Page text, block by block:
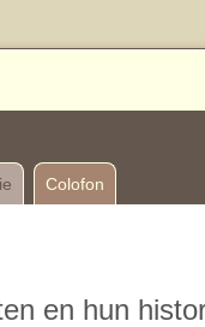
Colofon
en hun